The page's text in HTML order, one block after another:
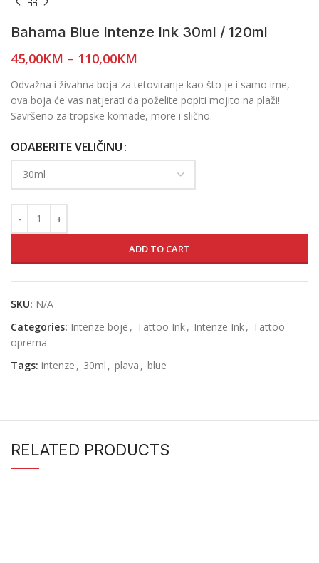
Bahama Blue Intenze Ink 30ml / 120ml
45,00KM – 110,00KM
Odvažna i živahna boja za tetoviranje kao što je i samo ime,
ova boja će vas natjerati da poželite popiti mojito na plaži!
Savršeno za tropske komade, more i slično.
ODABERITE VELIČINU
ADD TO CART
SKU: N/A
Categories: Intenze boje , Tattoo Ink, Intenze Ink, Tattoo
oprema
Tags: intenze , 30ml , plava , blue
RELATED PRODUCTS